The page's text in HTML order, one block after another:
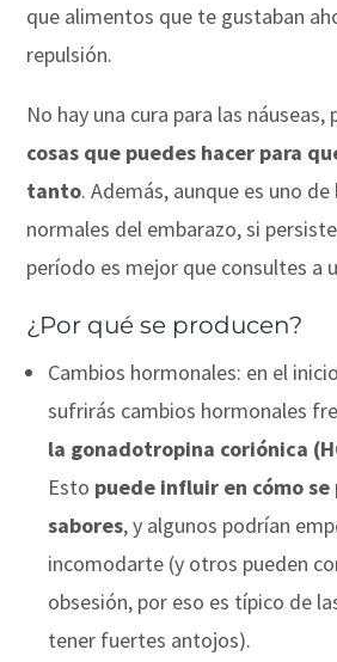
que alimentos que te gustaban
repulsión.
No hay una cura para las náuseas,
cosas que puedes hacer para
tanto. Además, aunque es uno
normales del embarazo, si
período es mejor que consultes a
¿Por qué se producen?
Cambios hormonales: en el
sufrirás cambios hormonales
la gonadotropina coriónica
Esto puede influir en cómo
sabores, y algunos podrían
incomodarte (y otros pueden
obsesión, por eso es típico de
tener fuertes antojos).